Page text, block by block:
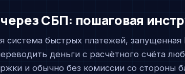
СБП: пошаговая
система быстрых платежей,
деньги с расчётного счёта
и обычно без комиссии со стороны